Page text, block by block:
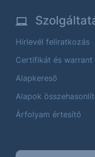
Hírlevél feliratkozás
Certifikát és warrant
Alapkereső
Alapok
Árfolyam értesítő